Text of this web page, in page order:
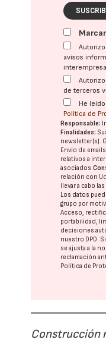
avisos
de terceros
He
Política de
Responsable:
Finalidades:
newsletter(s).
Envío de
relativos a
asociados.
relación con
llevar a cabo
Los datos
grupo por
Acceso,
portabilidad,
decisiones
nuestro DPD.
se ajusta a la
reclamación
Política de
Construcción